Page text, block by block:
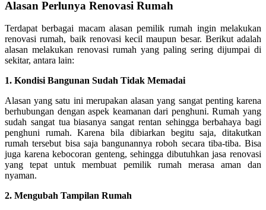
Alasan Perlunya Renovasi Rumah
Terdapat berbagai macam alasan pemilik rumah ingin melakukan
renovasi rumah, baik renovasi kecil maupun besar. Berikut adalah
alasan melakukan renovasi rumah yang paling sering dijumpai di
sekitar, antara lain:
1. Kondisi Bangunan Sudah Tidak Memadai
Alasan yang satu ini merupakan alasan yang sangat penting karena
berhubungan dengan aspek keamanan dari penghuni. Rumah yang
sudah sangat tua biasanya sangat rentan sehingga berbahaya bagi
penghuni rumah. Karena bila dibiarkan begitu saja, ditakutkan
rumah tersebut bisa saja bangunannya roboh secara tiba-tiba. Bisa
juga karena kebocoran genteng, sehingga dibutuhkan jasa renovasi
yang tepat untuk membuat pemilik rumah merasa aman dan
nyaman.
2. Mengubah Tampilan Rumah